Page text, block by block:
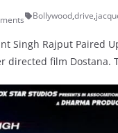
Bollywood,drive,
Singh Rajput Paired
film Dostana.